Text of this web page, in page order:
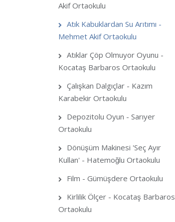
Akif Ortaokulu
Atık Kabuklardan Su Arıtımı -
Mehmet Akif Ortaokulu
Atıklar Çöp Olmuyor Oyunu -
Kocataş Barbaros Ortaokulu
Çalışkan Dalgıçlar - Kazım
Karabekir Ortaokulu
Depozitolu Oyun - Sarıyer
Ortaokulu
Dönüşüm Makinesi 'Seç Ayır
Kullan' - Hatemoğlu Ortaokulu
Film - Gümüşdere Ortaokulu
Kirlilik Ölçer - Kocataş Barbaros
Ortaokulu